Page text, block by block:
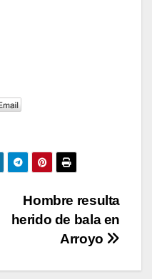
Hombre resulta
herido de bala en
Arroyo